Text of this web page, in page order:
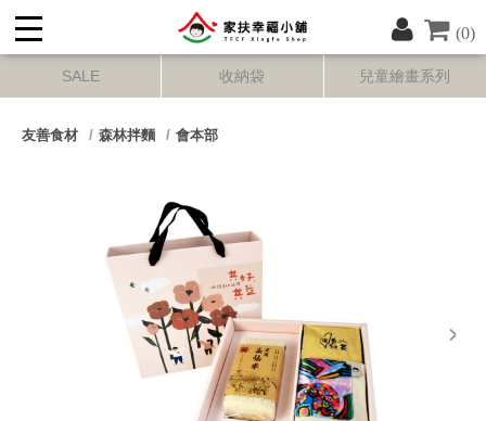
(0)
SALE 收納袋 兒童繪畫系列
友善食材 森林拌麵 會本部
next